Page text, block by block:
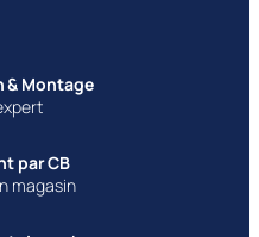
& Montage
par CB
magasin